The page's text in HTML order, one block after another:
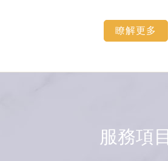
瞭解更多
服務項目